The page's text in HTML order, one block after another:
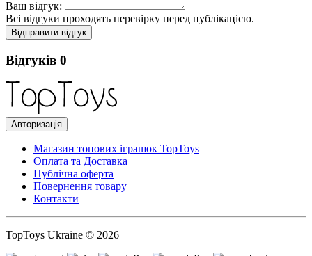
Ваш відгук:
Всі відгуки проходять перевірку перед публікацією.
Відправити відгук
Відгуків 0
Авторизація
Магазин топових іграшок TopToys
Оплата та Доставка
Публічна оферта
Повернення товару
Контакти
TopToys Ukraine © 2026